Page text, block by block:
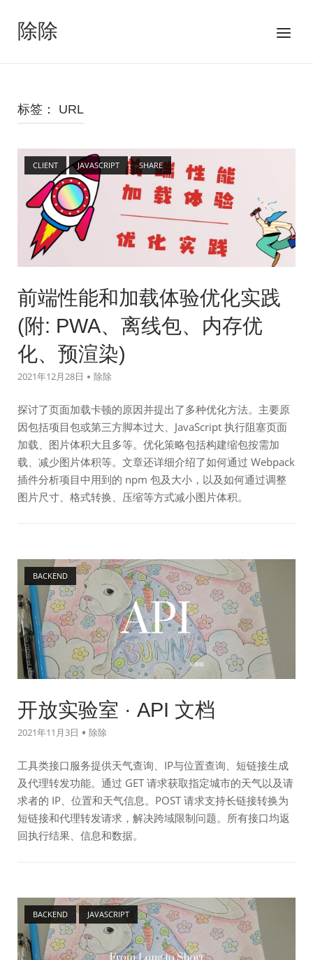
除除
菜
标签： URL
CLIENT JAVASCRIPT SHARE
Open post
前端性能和加载体验优化实践
(附: PWA、离线包、内存优
化、预渲染)
2021年12月28日 除除
探讨了页面加载卡顿的原因并提出了多种优化方法。主要原
因包括项目包或第三方脚本过大、JavaScript 执行阻塞页面
加载、图片体积大且多等。优化策略包括构建缩包按需加
载、减少图片体积等。文章还详细介绍了如何通过 Webpack
插件分析项目中用到的 npm 包及大小，以及如何通过调整
图片尺寸、格式转换、压缩等方式减小图片体积。
BACKEND
Open post
开放实验室 · API 文档
2021年11月3日 除除
工具类接口服务提供天气查询、IP与位置查询、短链接生成
及代理转发功能。通过 GET 请求获取指定城市的天气以及请
求者的 IP、位置和天气信息。POST 请求支持长链接转换为
短链接和代理转发请求，解决跨域限制问题。所有接口均返
回执行结果、信息和数据。
BACKEND JAVASCRIPT
Open post